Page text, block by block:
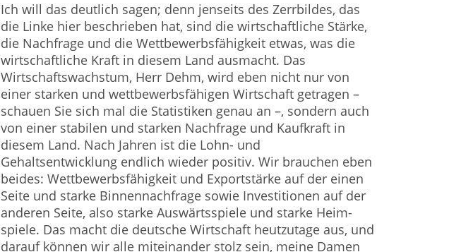
Ich will das deutlich sagen; denn jenseits des Zerrbil­des, das
die Linke hier beschrieben hat, sind die wirt­schaftliche Stärke,
die Nachfrage und die Wettbewerbs­fähigkeit etwas, was die
wirtschaftliche Kraft in diesem Land ausmacht. Das
Wirtschaftswachstum, Herr Dehm, wird eben nicht nur von
einer starken und wettbewerbs­fähigen Wirtschaft getragen –
schauen Sie sich mal die Statistiken genau an –, sondern auch
von einer stabilen und starken Nachfrage und Kaufkraft in
diesem Land. Nach Jahren ist die Lohn- und
Gehaltsentwicklung end­lich wieder positiv. Wir brauchen eben
beides: Wettbe­werbsfähigkeit und Exportstärke auf der einen
Seite und starke Binnennachfrage sowie Investitionen auf der
an­deren Seite, also starke Auswärtsspiele und starke Heim­
spiele. Das macht die deutsche Wirtschaft heutzutage aus, und
darauf können wir alle miteinander stolz sein, meine Damen